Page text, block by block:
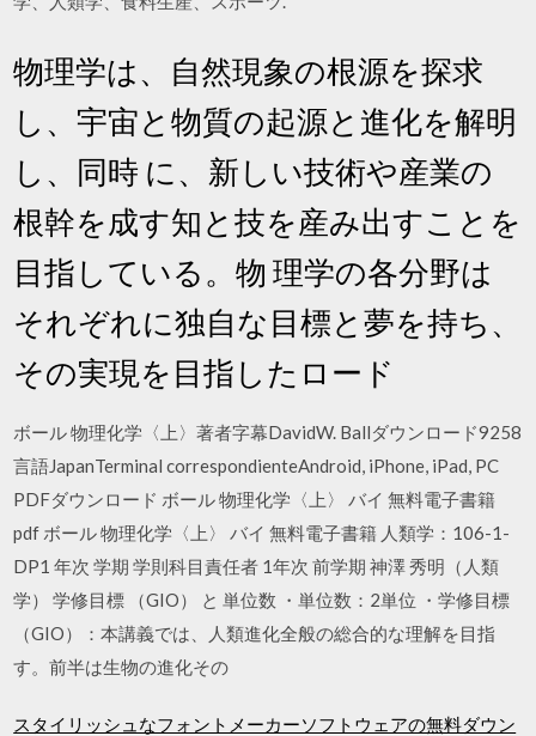
物理学は、自然現象の根源を探求
し、宇宙と物質の起源と進化を解明
し、同時 に、新しい技術や産業の
根幹を成す知と技を産み出すことを
目指している。物 理学の各分野は
それぞれに独自な目標と夢を持ち、
その実現を目指したロード
ボール 物理化学〈上〉著者字幕DavidW. Ballダウンロード9258
言語JapanTerminal correspondienteAndroid, iPhone, iPad, PC
PDFダウンロード ボール 物理化学〈上〉 バイ 無料電子書籍
pdf ボール 物理化学〈上〉 バイ 無料電子書籍 人類学：106-1-
DP1 年次 学期 学則科目責任者 1年次 前学期 神澤 秀明（人類
学） 学修目標 （GIO） と 単位数 ・単位数：2単位 ・学修目標
（GIO）：本講義では、人類進化全般の総合的な理解を目指
す。前半は生物の進化その
スタイリッシュなフォントメーカーソフトウェアの無料ダウン